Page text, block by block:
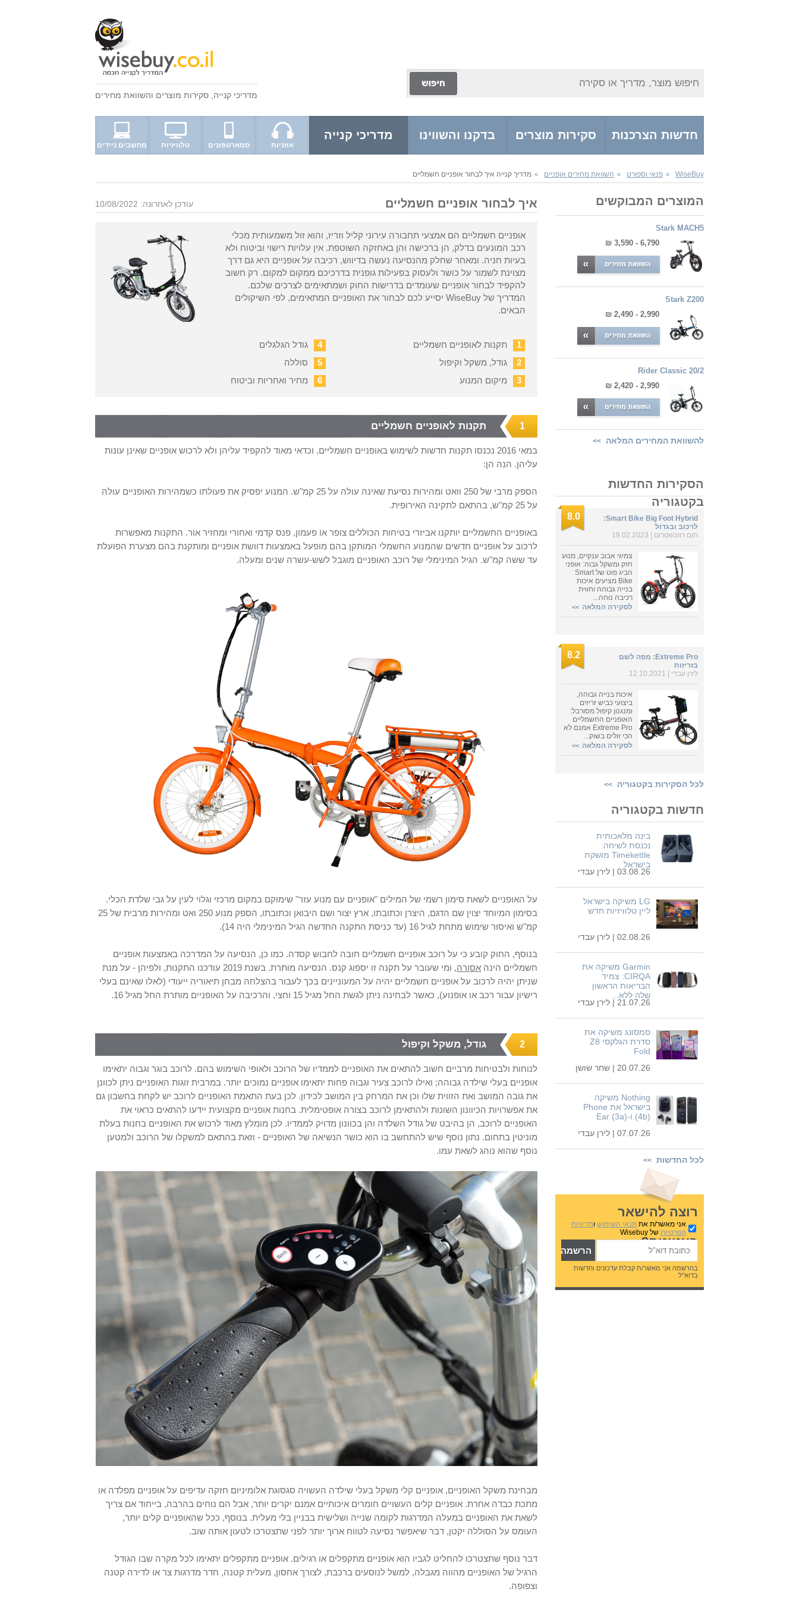
חיפוש מוצר, מדריך או סקירה
מדריכי קנייה סקירות מוצרים והשוואת מחירים
חדשות הצרכנות סקירות מוצרים בדקנו והשווינו מדריכי קנייה
אוזניות סמארטפונים טלוויזיות מחשבים ניידים
WiseBuy
> פנאי וספורט > השוואת מחירים אופניים > מדריך קנייה איך לבחור אופניים חשמליים
המוצרים המבוקשים
Stark MACH5
6,790 - 3,590 ₪
Stark Z200
2,990 - 2,490 ₪
Rider Classic 20/2
2,990 - 2,420 ₪
להשוואת המחירים המלאה >>
הסקירות החדשות
בקטגוריה
Smart Bike Big Foot Hybrid:
לרכוב ובגדול
תום רוזנשטרום
8.0
צמיגי אבוב ענקיים, מנוע
חזק ומשקל גבוה: אופני
הביג פוט של Smart
Bike מציעים איכות
בנייה גבוהה וחווית
רכיבה נוחה...
לסקירה המלאה >>
Extreme Pro: מפה לשם
בזריזות
לירן עבדי
8.2
איכות בנייה גבוהה,
ביצועי כביש זריזים
ומנגנון קיפול מסורבל:
האופניים החשמליים
Extreme Pro אמנם לא
הכי זולים בשוק...
לסקירה המלאה >>
לכל הסקירות בקטגוריה >>
חדשות בקטגוריה
בינה מלאכותית
נכנסת לשיחה:
Timekettle מושקת
בישראל
03.08.26 | לירן עבדי
LG משיקה בישראל
ליין טלוויזיות חדש
02.08.26 | לירן עבדי
Garmin משיקה את
CIRQA: צמיד
הבריאות הראשון
שלה ללא...
21.07.26 | לירן עבדי
סמסונג משיקה את
סדרת הגלקסי Z8
Fold
20.07.26 |
שחר שושן
Nothing משיקה
בישראל את Phone
(4b) ו-Ear (3a)
07.07.26 |
לירן עבדי
לכל החדשות >>
רוצה להישאר
בעניינים?
אני מאשר/ת את תנאי השימוש ומדיניות
הפרטיות של Wisebuy
בהרשמה אני מאשר/ת קבלת עדכונים וחדשות
בדוא"ל
איך לבחור אופניים חשמליים עודכן לאחרונה: 10/08/2022
אופניים חשמליים הם אמצעי תחבורה עירוני קליל וזריז, והוא זול משמעותית מכלי
רכב המונעים בדלק, הן ברכישה והן באחזקה השוטפת. אין עלויות רישוי וביטוח ולא
בעיות חניה. ומאחר שחלק מהנסיעה נעשה בדיווש, רכיבה על אופניים היא גם דרך
מצוינת לשמור על כושר ולעסוק בפעילות גופנית בדרכיכם ממקום למקום. רק חשוב
להקפיד לבחור אופניים שעומדים בדרישות החוק ושמתאימים לצרכים שלכם.
המדריך של WiseBuy יסייע לכם לבחור את האופניים המתאימים, לפי השיקולים
הבאים.
1
תקנות לאופניים חשמליים
2
גודל, משקל וקיפול
3
מיקום המנוע
4
גודל הגלגלים
5
סוללה
6
מחיר ואחריות וביטוח
1 תקנות לאופניים חשמליים
במאי 2016 נכנסו תקנות חדשות לשימוש באופניים חשמליים, וכדאי מאוד להקפיד עליהן ולא לרכוש אופניים שאינן עונות
עליהן. הנה הן:
הספק מרבי של 250 וואט ומהירות נסיעת שאינה עולה על 25 קמ"ש. המנוע יפסיק את פעולתו כשמהירות האופניים עולה
על 25 קמ"ש, בהתאם לתקינה האירופית.
באופניים החשמליים יותקנו אביזרי בטיחות הכוללים צופר או פעמון, פנס קדמי ואחורי ומחזיר אור. התקנות מאפשרות
לרכוב על אופניים חדשים שהמנוע החשמלי המותקן בהם מופעל באמצעות דוושת אופניים ומותקנת בהם מצערת הפועלת
עד ששה קמ"ש. הגיל המינימלי של רוכב האופניים מוגבל לשש-עשרה שנים ומעלה.
על האופניים לשאת סימון רשמי של המילים "אופניים עם מנוע עזר" שימוקם במקום מרכזי וגלוי לעין על גבי שלדת הכלי.
בסימון המיוחד יצוין שם הדגם, היצרן וכתובתו, ארץ יצור ושם היבואן וכתובתו, הספק מנוע 250 ואט ומהירות מרבית של 25
קמ"ש ואיסור שימוש מתחת לגיל 16 (עד כניסת התקנה החדשה הגיל המינימלי היה 14).
בנוסף, החוק קובע כי על רוכב אופניים חשמליים חובה לחבוש קסדה. כמו כן, הנסיעה על המדרכה באמצעות אופניים
חשמליים הינה אסורה
, ומי שעובר על תקנה זו יספוג קנס. הנסיעה מותרת. בשנת 2019 עודכנו התקנות, ולפיהן - על מנת
שניתן יהיה לרכוב על אופניים חשמליים יהיה על המעוניינים בכך לעבור בהצלחה מבחן תיאוריה ייעודי (לאלו שאינם בעלי
רישיון עבור רכב או אופנוע), כאשר לבחינה ניתן לגשת החל מגיל 15 וחצי, והרכיבה על האופניים מותרת החל מגיל 16.
2 גודל, משקל וקיפול
לנוחות ולבטיחות מרביים חשוב להתאים את האופניים לממדיו של הרוכב ולאופי השימוש בהם. לרוכב בוגר וגבוה יתאימו
אופניים בעלי שילדה גבוהה; ואילו לרוכב צעיר וגבוה פחות יתאימו אופניים נמוכים יותר. במרבית זוגות האופניים ניתן לכוונן
את גובה המושב ואת הזווית שלו וכן את המרחק בין המושב לכידון. לכן בעת התאמת האופניים לרוכב יש לקחת בחשבון גם
את אפשרויות הכיוונון השונות ולהתאימן לרוכב בצורה אופטימלית. בחנות אופניים מקצועית יידעו להתאים כראוי את
האופניים לרוכב, הן בהיבט של גודל השלדה והן בכוונון מדויק לממדיו. לכן מומלץ מאוד לרכוש את האופניים בחנות בעלת
מוניטין בתחום. נתון נוסף שיש להתחשב בו הוא כושר הנשיאה של האופניים - וזאת בהתאם למשקלו של הרוכב ולמטען
נוסף שהוא נוהג לשאת עמו.
מבחינת משקל האופניים, אופניים קלי משקל בעלי שילדה העשויה סגסוגת אלומיניום חזקה עדיפים על אופניים מפלדה או
מתכת כבדה אחרת. אופניים קלים העשויים חומרים איכותיים אמנם יקרים יותר, אבל הם נוחים בהרבה, בייחוד אם צריך
לשאת את האופניים במעלה המדרגות לקומה שנייה ושלישית בבניין בלי מעלית. בנוסף, ככל שהאופניים קלים יותר,
העומס על הסוללה יקטן, דבר שיאפשר נסיעה לטווח ארוך יותר לפני שתצטרכו לטעון אותה שוב.
דבר נוסף שתצטרכו להחליט לגביו הוא אופניים מתקפלים או רגילים. אופניים מתקפלים יתאימו לכל מקרה שבו הגודל
הרגיל של האופניים מהווה מגבלה, למשל לנוסעים ברכבת, לצורך אחסון, מעלית קטנה, חדר מדרגות צר או לדירה קטנה
וצפופה.